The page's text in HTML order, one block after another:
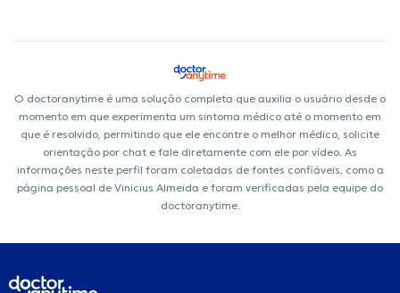
O doctoranytime é uma solução completa que auxilia o usuário desde o
momento em que experimenta um sintoma médico até o momento em
que é resolvido, permitindo que ele encontre o melhor médico, solicite
orientação por chat e fale diretamente com ele por vídeo. As
informações neste perfil foram coletadas de fontes confiáveis, como a
página pessoal de Vinicius Almeida e foram verificadas pela equipe do
doctoranytime.